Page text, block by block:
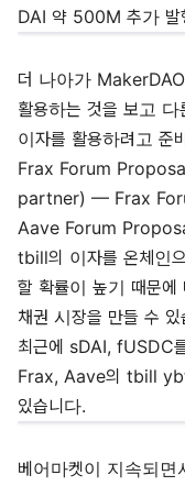
DAI 약 500M 추가 발
더 나아가 MakerDAO
활용하는 것을 보고
이자를 활용하려고 준
Frax Forum
partner) — Frax
Aave Forum
tbill의 이자를 온체인
할 확률이 높기 때문
채권 시장을 만들 수
최근에 sDAI, fUSDC
Frax, Aave의 tbill
있습니다.
베어마켓이 지속되